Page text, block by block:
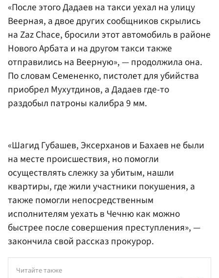
«После этого Дадаев на такси уехал на улицу
Веерная, а двое других сообщников скрылись
на Zaz Chace, бросили этот автомобиль в районе
Нового Арбата и на другом такси также
отправились на Веерную», — продолжила она.
По словам Семененко, пистолет для убийства
приобрел Мухутдинов, а Дадаев где-то
раздобыл патроны калибра 9 мм.
«Шагид Губашев, Эксерханов и Бахаев не были
на месте происшествия, но помогли
осуществлять слежку за убитым, нашли
квартиры, где жили участники покушения, а
также помогли непосредственным
исполнителям уехать в Чечню как можно
быстрее после совершения преступления», —
закончила свой рассказ прокурор.
Читайте также